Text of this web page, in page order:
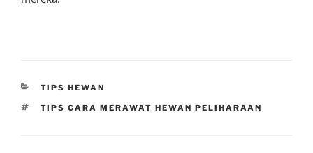
CATEGORIES
TIPS HEWAN
TAGS
TIPS CARA MERAWAT HEWAN PELIHARAAN